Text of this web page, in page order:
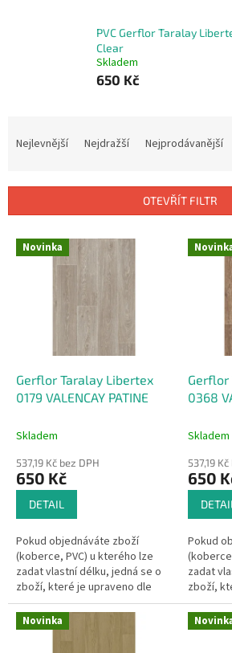
PVC Gerflor Taralay
Clear
Skladem
650 Kč
í
Nejlevnější Nejdražší Nejprodávanější
OTEVŘÍT FILTR
V Novinka
Gerflor Taralay Libertex
0179 VALENCAY PATINE
Skladem
537,19 Kč bez DPH
650 Kč
DETAIL
Pokud objednáváte zboží
(koberce, PVC) u kterého lze
zadat vlastní délku, jedná se o
zboží, které je upraveno dle
Vašeho přání.Pak se dle §1837
písm. d) občanského
zákoníku na...
Gerflor
0368
Skladem
537,19
650
DETAIL
Pokud
zadat
zboží,
Vašeho
písm. d)
zákoníku
Novinka